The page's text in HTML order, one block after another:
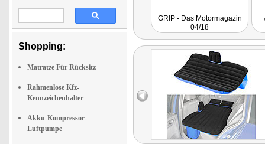
Shopping:
Matratze Für Rücksitz
Rahmenlose Kfz-
Kennzeichenhalter
Akku-Kompressor-
Luftpumpe
GRIP - Das Motormagazin
04/18